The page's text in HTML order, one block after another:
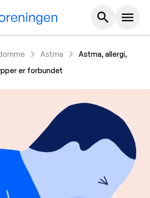
search Hoved
menu
chevron_right Astma chevron_right
Astma, allergi,
er forbundet